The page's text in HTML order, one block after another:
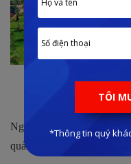
Thực tế sân Golf độc
Ngoài ra, còn rất nhiều tiện
quảng trường biển, các